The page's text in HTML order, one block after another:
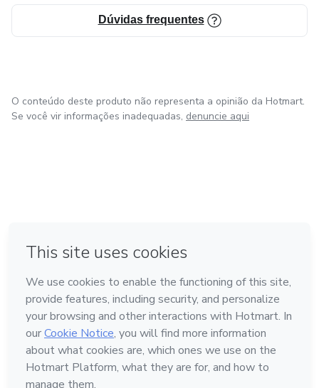
Dúvidas frequentes
O conteúdo deste produto não representa a opinião da Hotmart.
Se você vir informações inadequadas, denuncie aqui
Feito com ❤ em Bogotá
Conheça a Hotmart
Idioma
Português